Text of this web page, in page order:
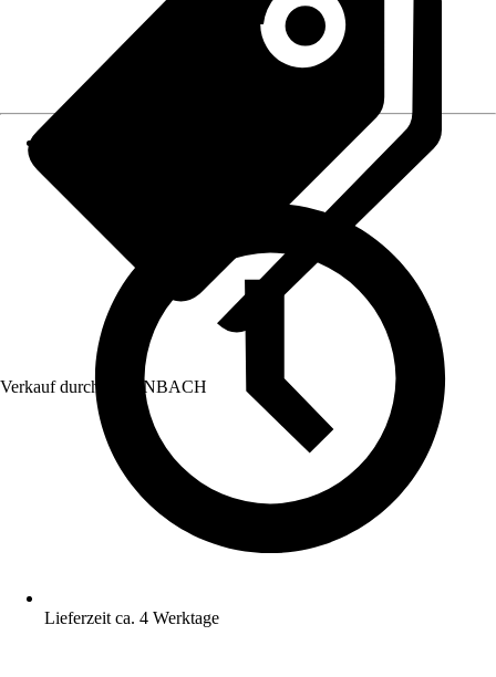
Verkauf durch: HORNBACH
Lieferzeit ca. 4 Werktage